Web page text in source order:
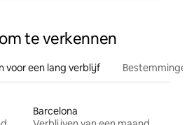
te verkennen
voor een lang verblijf
Barcelona